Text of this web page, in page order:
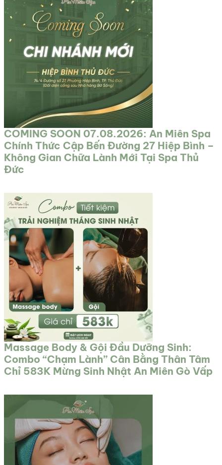
COMING SOON 07.08.2026: An Miên Spa
Chính Thức Cập Bến Đường 27 Hiệp Bình –
Không Gian Chữa Lành Mới Tại Spa Thủ
Đức
Massage Body & Gội Đầu Dưỡng Sinh:
Combo “Chạm Lành” Cân Bằng Thân Tâm
Chỉ 583K Mừng Sinh Nhật An Miên Gò Vấp